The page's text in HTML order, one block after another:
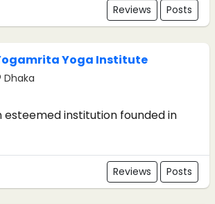
Reviews Posts
Yoga Institute
Dhaka
esteemed institution founded in
Reviews Posts